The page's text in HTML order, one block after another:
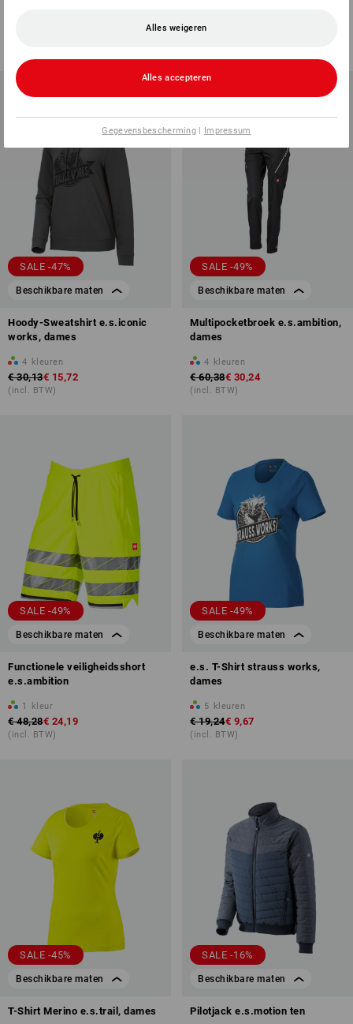
€ 101,52
SALE -47%
Beschikbare maten
Hoody-Sweatshirt e.s.iconic
works, dames
4 kleuren
€ 30,13€ 15,72
(incl. BTW)
SALE -49%
Beschikbare maten
Multipocketbroek e.s.ambition,
dames
4 kleuren
€ 60,38€ 30,24
(incl. BTW)
SALE -49%
Beschikbare maten
Functionele veiligheidsshort
e.s.ambition
1 kleur
€ 48,28€ 24,19
(incl. BTW)
SALE -49%
Beschikbare maten
e.s. T-Shirt strauss works,
dames
5 kleuren
€ 19,24€ 9,67
(incl. BTW)
SALE -45%
Beschikbare maten
T-Shirt Merino e.s.trail, dames
SALE -16%
Beschikbare maten
Pilotjack e.s.motion ten
Alles weigeren
Alles accepteren
Gegevensbescherming | Impressum